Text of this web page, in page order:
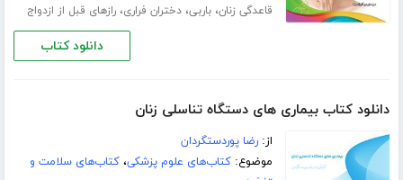
قاعدگی زنان،باربی،دختران فراری،رازهای قبل از ازدواج
دانلود کتاب
دانلود کتاب بیماری های دستگاه تناسلی زنان
از:رضا پوردستگردان
موضوع:کتاب‌های علوم پزشکی،کتاب‌های سلامت و